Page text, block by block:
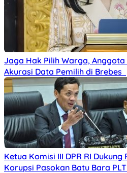
Jaga Hak Pilih Warga, Anggota
Akurasi Data Pemilih di Brebes
Ketua Komisi III DPR RI
Korupsi Pasokan Batu Bara